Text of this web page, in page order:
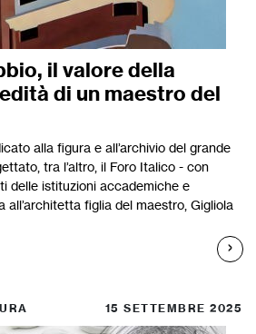
il valore della
di un maestro del
alla figura e all’archivio del grande
tra l’altro, il Foro Italico - con
delle istituzioni accademiche e
all’architetta figlia del maestro, Gigliola
15 SETTEMBRE 2025